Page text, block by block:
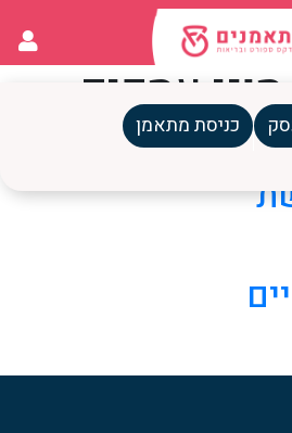
כניסת מתאמן
סוגי עסקים